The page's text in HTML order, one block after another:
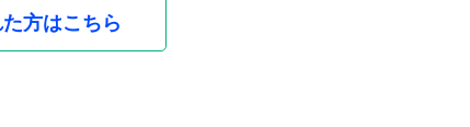
方はこちら